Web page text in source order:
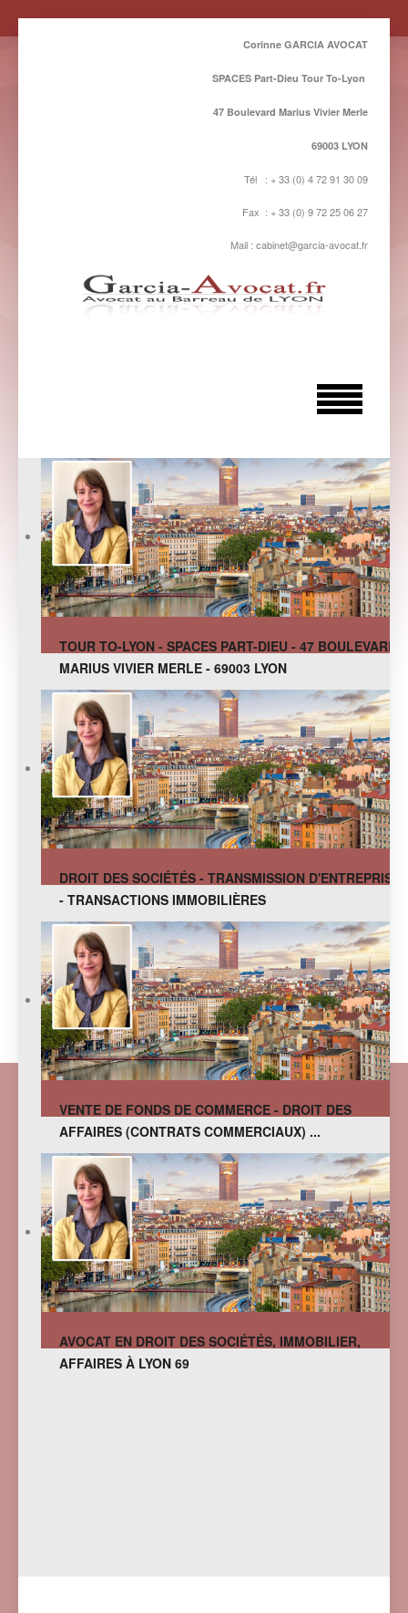
Corinne GARCIA AVOCAT
SPACES Part-Dieu Tour To-Lyon
47 Boulevard Marius Vivier Merle
69003 LYON
Tél : + 33 (0) 4 72 91 30 09
Fax : + 33 (0) 9 72 25 06 27
Mail : cabinet@garcia-avocat.fr
TOUR TO-LYON - SPACES PART-DIEU - 47 BOULEVARD
MARIUS VIVIER MERLE - 69003 LYON
DROIT DES SOCIÉTÉS - TRANSMISSION D'ENTREPRISE
- TRANSACTIONS IMMOBILIÈRES
VENTE DE FONDS DE COMMERCE - DROIT DES
AFFAIRES (CONTRATS COMMERCIAUX) ...
AVOCAT EN DROIT DES SOCIÉTÉS, IMMOBILIER,
AFFAIRES À LYON 69